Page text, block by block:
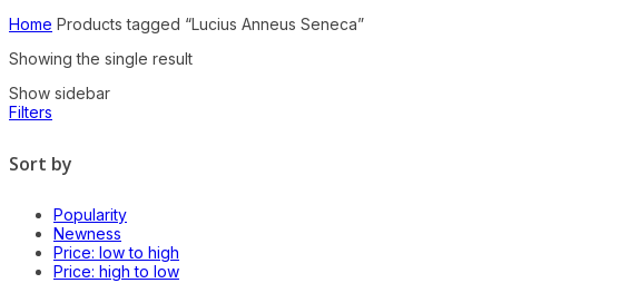
Home Products tagged “Lucius Anneus Seneca”
Showing the single result
Show sidebar
Filters
Sort by
Popularity
Newness
Price: low to high
Price: high to low